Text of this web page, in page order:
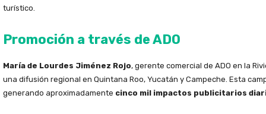
turístico.
Promoción a través de ADO
María de Lourdes Jiménez Rojo, gerente comercial de ADO en la
una difusión regional en Quintana Roo, Yucatán y Campeche. Esta
generando aproximadamente cinco mil impactos publicitarios